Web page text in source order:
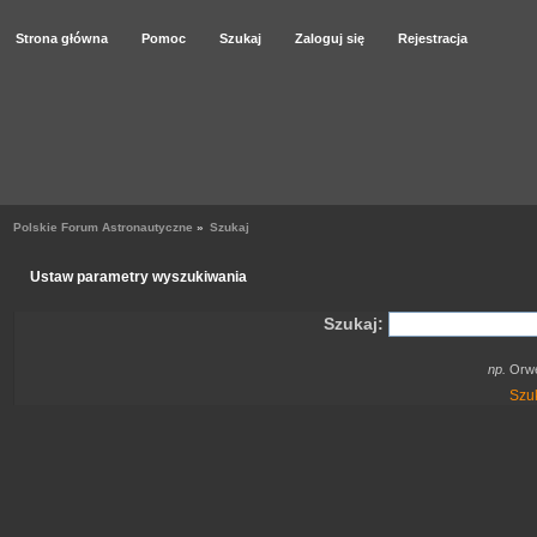
Strona główna Pomoc Szukaj Zaloguj się Rejestracja
Polskie Forum Astronautyczne » Szukaj
Ustaw parametry wyszukiwania
Szukaj:
np.